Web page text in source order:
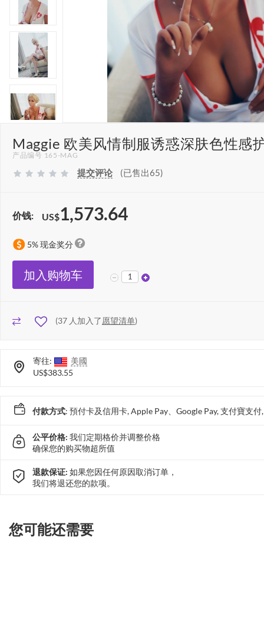
Maggie 欧美风情制服诱惑深肤色性感
产品编号 165-MAG
提交评论 (已售出65)
价钱: US$1,573.64
5% 现金奖分
加入购物车
(37 人加入了愿望清单)
寄往:
美國
US$383.55
付款方式: 預付卡及信用卡, Apple Pay、Google Pay, 支付寶支
公平价格: 我们定期格价并调整价格
确保您的购买物超所值
退款保证: 如果您因任何原因取消订单，
我们将退还您的款项。
您可能还需要